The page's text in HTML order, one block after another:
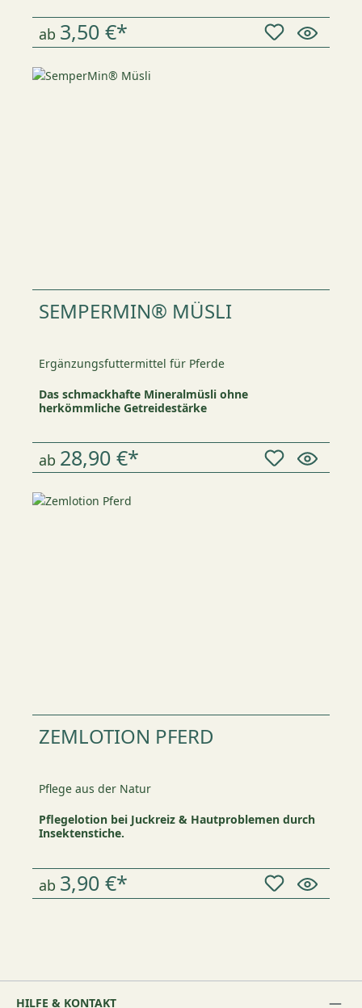
ab 3,50 €*
SEMPERMIN® MÜSLI
Ergänzungsfuttermittel für Pferde
Das schmackhafte Mineralmüsli ohne
herkömmliche Getreidestärke
ab 28,90 €*
ZEMLOTION PFERD
Pflege aus der Natur
Pflegelotion bei Juckreiz & Hautproblemen durch
Insektenstiche.
ab 3,90 €*
HILFE & KONTAKT